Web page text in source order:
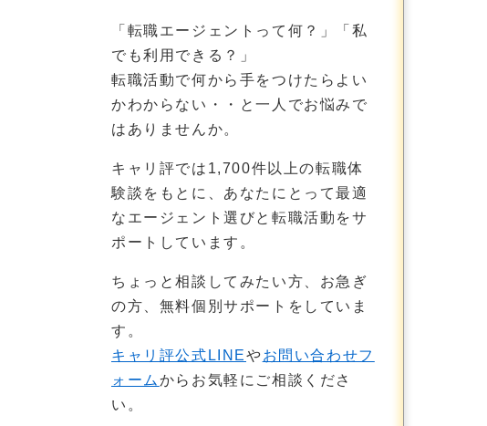
「転職エージェントって何？」「私
でも利用できる？」
転職活動で何から手をつけたらよい
かわからない・・と一人でお悩みで
はありませんか。
キャリ評では1,700件以上の転職体
験談をもとに、あなたにとって最適
なエージェント選びと転職活動をサ
ポートしています。
ちょっと相談してみたい方、お急ぎ
の方、無料個別サポートをしていま
す。
キャリ評公式LINEやお問い合わせフ
ォーム からお気軽にご相談くださ
い。